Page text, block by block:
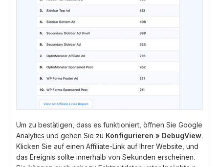
Um zu bestätigen, dass es funktioniert, öffnen Sie Google
Analytics und gehen Sie zu Konfigurieren » DebugView.
Klicken Sie auf einen Affiliate-Link auf Ihrer Website, und
das Ereignis sollte innerhalb von Sekunden erscheinen.